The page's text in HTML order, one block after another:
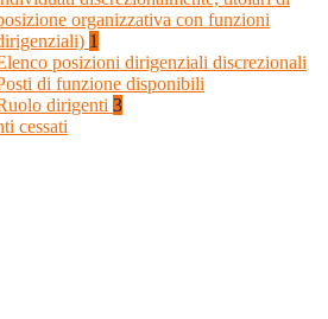
organizzativa con funzioni
1
posizioni dirigenziali discrezionali
di funzione disponibili
dirigenti 3
cessati